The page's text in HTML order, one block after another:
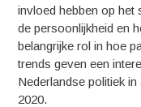
invloed hebben op het
de persoonlijkheid en
belangrijke rol in hoe
trends geven een
Nederlandse politiek
2020.